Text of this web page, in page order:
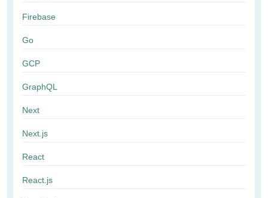
Firebase
Go
GCP
GraphQL
Next
Next.js
React
React.js